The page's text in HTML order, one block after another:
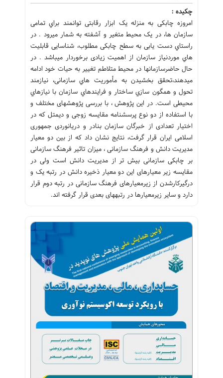
چکیده :
امروزه چابکی به منزله یک ابزار رقابتی توانمند براي تمامی
سازمان ها، در یک محیط متغیر و آشفته به شمار می‏رود . در
راستاي دست یابی به سطح چابکی مطلوب، شناسایی قابلیت
هاي موردنیاز سازمان از اهمیت زیادی برخوردار می‏باشد . در
حال حاضرسازمان‏ها در محیط متلاطم تغییر به حیات خود ادامه
می‏دهند،تحقق بخشیدن به مأموریت هاي سازمانی، نیازمند
تحول و همگون سازي ساختار و فرایندهاي سازمان با نیازهاي
محیطی است. در این پژوهش ، با بررسی پژوهش‏های مختلف و
با استفاده از دو نوع پرسشنامه مقایسه زوجی و دیمتل که در
اختیار تعدادی از خبرگان سازمان بنادر و دریانوردی جمهوری
اسلامی ایران قرار گرفت، نتایج نشان داد که از بین دو معیار
مدیریت دانش و فرهنگ سازمانی ، میزان تاثیر فرهنگ سازمانی
بر چابکی سازمانی بیش تر از مدیریت دانش است ولی در
مقایسه زیر معیارهای این دو معیار ذخیره دانش در رتبه یک و
درگیرکارشدن از زیرمعیارهای فرهنگ سازمانی در رتبه دوم قرار
دارد و سایر زیرمعیارها در رتبه‏های بعدی قرار گرفته اند.